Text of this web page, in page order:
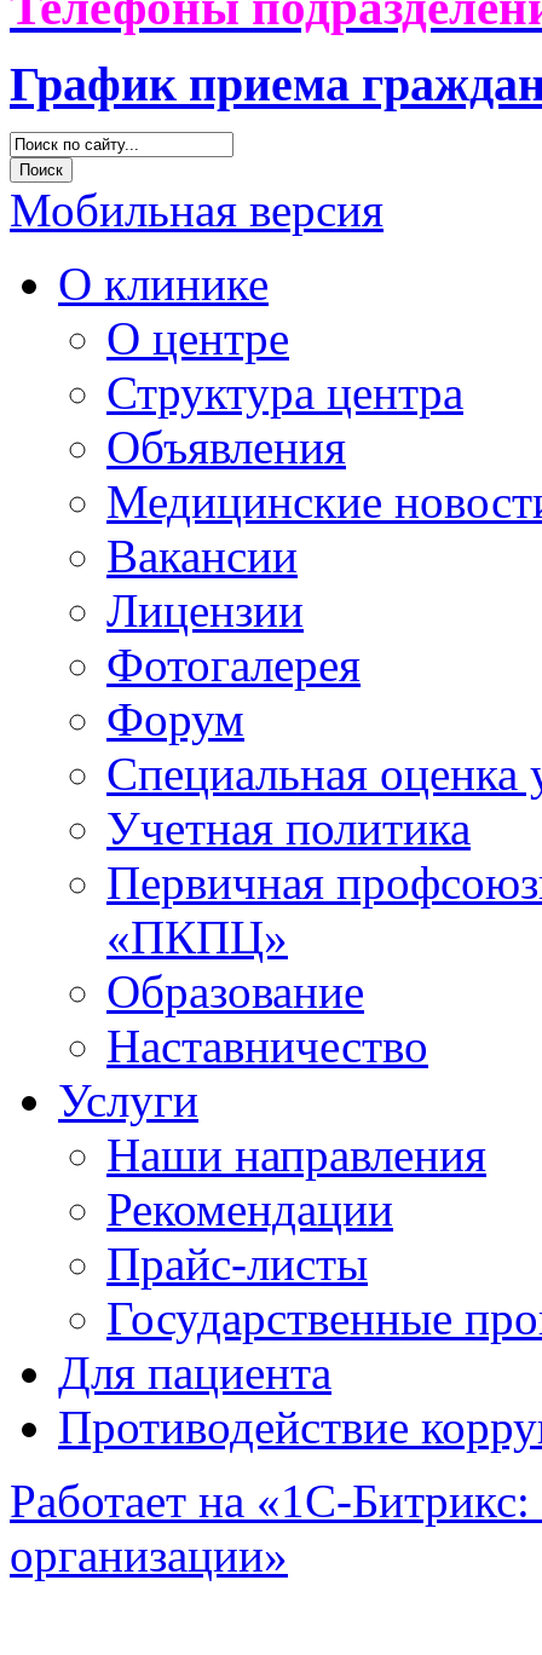
График приема
Мобильная версия
О клинике
О центре
Структура центра
Объявления
Медицинские
Вакансии
Лицензии
Фотогалерея
Форум
Специальная оценка
Учетная политика
Первичная
«ПКПЦ»
Образование
Наставничество
Услуги
Наши направления
Рекомендации
Прайс-листы
Государственные
Для пациента
Противодействие
Работает на «1С-
организации»